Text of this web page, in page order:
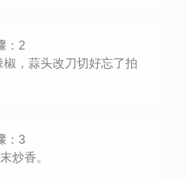
，蒜头改刀切好忘了拍
炒香。